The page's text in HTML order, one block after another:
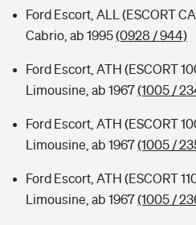
Ford Escort, ALL (ESCORT
Cabrio, ab 1995(0928 / 944)
Ford Escort, ATH (ESCORT
Limousine, ab 1967(1005 /
Ford Escort, ATH (ESCORT
Limousine, ab 1967(1005 /
Ford Escort, ATH (ESCORT
Limousine, ab 1967(1005 /